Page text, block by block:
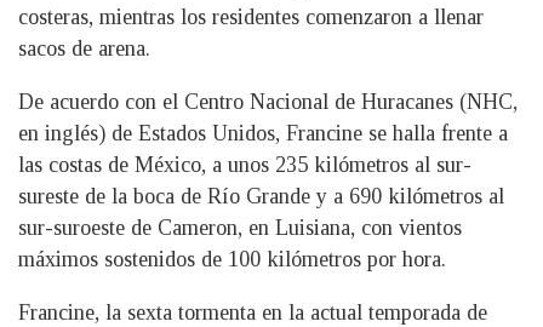
costeras, mientras los residentes comenzaron a llenar
sacos de arena.
De acuerdo con el Centro Nacional de Huracanes (NHC,
en inglés) de Estados Unidos, Francine se halla frente a
las costas de México, a unos 235 kilómetros al sur-
sureste de la boca de Río Grande y a 690 kilómetros al
sur-suroeste de Cameron, en Luisiana, con vientos
máximos sostenidos de 100 kilómetros por hora.
Francine, la sexta tormenta en la actual temporada de